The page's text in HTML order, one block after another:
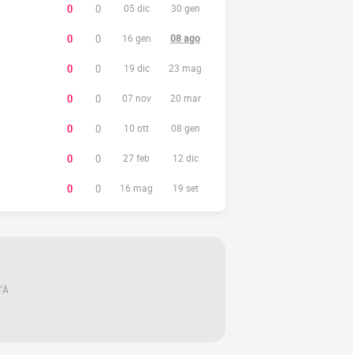
0 0 05 dic 30 gen
0 0 16 gen 08 ago
0 0 19 dic 23 mag
0 0 07 nov 20 mar
0 0 10 ott 08 gen
0 0 27 feb 12 dic
0 0 16 mag 19 set